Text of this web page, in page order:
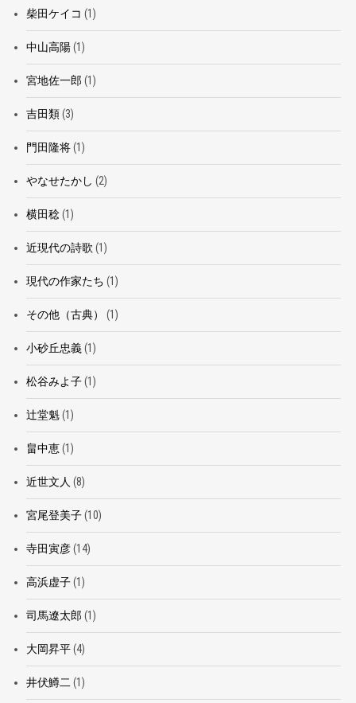
柴田ケイコ (1)
中山高陽(1)
宮地佐一郎 (1)
吉田類(3)
門田隆将(1)
やなせたかし (2)
横田稔(1)
近現代の詩歌 (1)
現代の作家たち (1)
その他（古典） (1)
小砂丘忠義(1)
松谷みよ子(1)
辻堂魁(1)
畠中恵(1)
近世文人 (8)
宮尾登美子(10)
寺田寅彦(14)
高浜虚子(1)
司馬遼太郎 (1)
大岡昇平(4)
井伏鱒二 (1)